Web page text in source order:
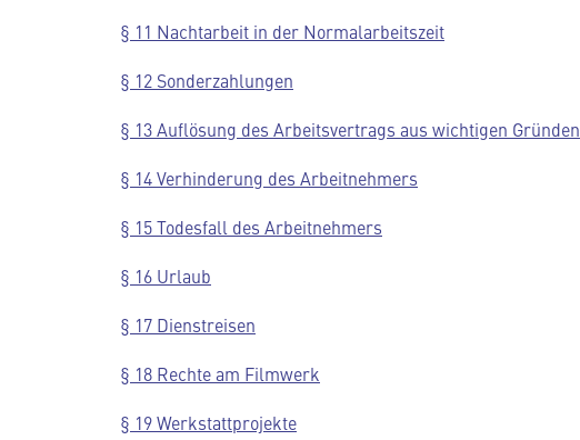
§ 11 Nachtarbeit in der Normalarbeitszeit
§ 12 Sonderzahlungen
§ 13 Auflösung des Arbeitsvertrags aus wichtigen Gründen
§ 14 Verhinderung des Arbeitnehmers
§ 15 Todesfall des Arbeitnehmers
§ 16 Urlaub
§ 17 Dienstreisen
§ 18 Rechte am Filmwerk
§ 19 Werkstattprojekte